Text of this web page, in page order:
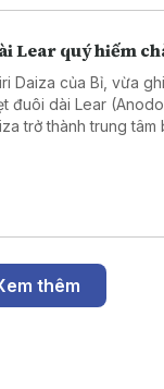
Lear quý hiếm
Daiza của Bỉ, vừa
đuôi dài Lear
trở thành trung
thêm